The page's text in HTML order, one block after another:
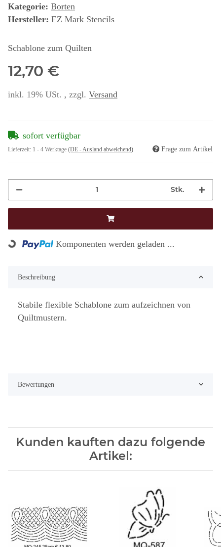
Kategorie: Borten
Hersteller: EZ Mark Stencils
Schablone zum Quilten
12,70 €
inkl. 19% USt. , zzgl. Versand
sofort verfügbar
Lieferzeit: 1 - 4 Werktage (DE - Ausland abweichend) Frage zum Artikel
Stk.
Loading... Komponenten werden geladen ...
Beschreibung
Stabile flexible Schablone zum aufzeichnen von
Quiltmustern.
Bewertungen
Kunden kauften dazu folgende
Artikel: